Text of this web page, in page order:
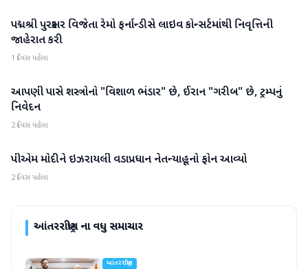
આંતરરાષ્ટ્રીય
પદ્મશ્રી પુરસ્કાર વિજેતા રેમો ફર્નાન્ડીસે લાઇવ કોન્સર્ટમાંથી નિવૃત્તિની
જાહેરાત કરી
1 દિવસ પહેલા
આંતરરાષ્ટ્રીય
આપણી પાસે શસ્ત્રોનો "વિશાળ ભંડાર" છે, ઈરાન "ગરીબ" છે, ટ્રમ્પનું
નિવેદન
2 દિવસ પહેલા
આંતરરાષ્ટ્રીય
પીએમ મોદીને ઇઝરાયલી વડાપ્રધાન નેતન્યાહૂનો ફોન આવ્યો
2 દિવસ પહેલા
આંતરરાષ્ટ્રીયના વધુ સમાચાર
આંતરરાષ્ટ્રીય